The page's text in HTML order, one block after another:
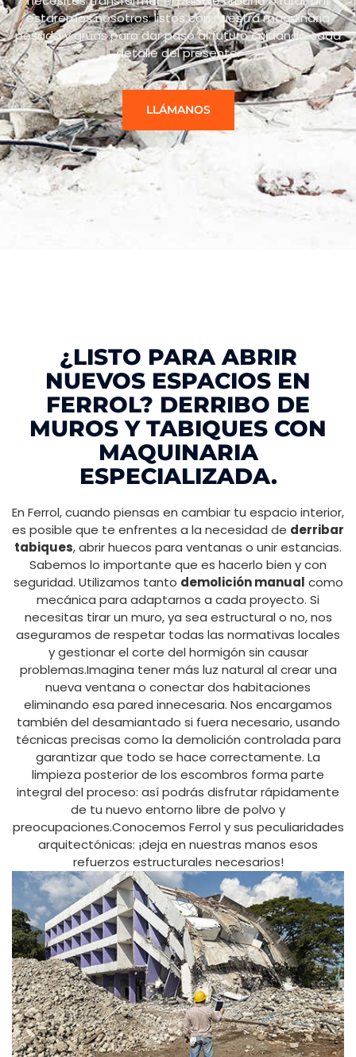
estaremos nosotros: listos con nuestra maquinaria
pesada y grúas para dar paso al futuro cuidando cada
detalle del presente.
LLÁMANOS
¿LISTO PARA ABRIR
NUEVOS ESPACIOS EN
FERROL? DERRIBO DE
MUROS Y TABIQUES CON
MAQUINARIA
ESPECIALIZADA.
En Ferrol, cuando piensas en cambiar tu espacio interior,
es posible que te enfrentes a la necesidad de derribar
tabiques, abrir huecos para ventanas o unir estancias.
Sabemos lo importante que es hacerlo bien y con
seguridad. Utilizamos tanto demolición manual como
mecánica para adaptarnos a cada proyecto. Si
necesitas tirar un muro, ya sea estructural o no, nos
aseguramos de respetar todas las normativas locales
y gestionar el corte del hormigón sin causar
problemas.Imagina tener más luz natural al crear una
nueva ventana o conectar dos habitaciones
eliminando esa pared innecesaria. Nos encargamos
también del desamiantado si fuera necesario, usando
técnicas precisas como la demolición controlada para
garantizar que todo se hace correctamente. La
limpieza posterior de los escombros forma parte
integral del proceso: así podrás disfrutar rápidamente
de tu nuevo entorno libre de polvo y
preocupaciones.Conocemos Ferrol y sus peculiaridades
arquitectónicas: ¡deja en nuestras manos esos
refuerzos estructurales necesarios!